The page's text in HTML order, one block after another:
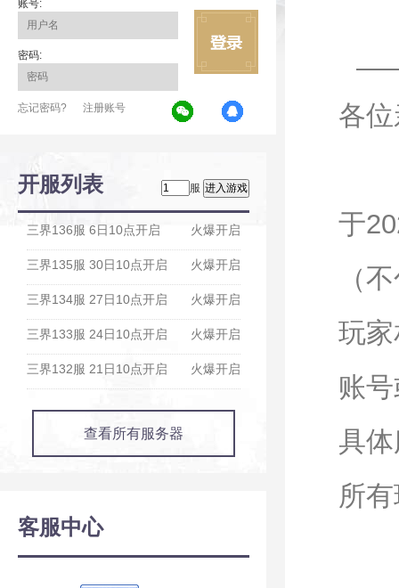
账号:
密码:
忘记密码? 注册账号
开服列表 服
火爆开启
三界136服 6日10点开启
火爆开启
三界135服 30日10点开启
火爆开启
三界134服 27日10点开启
火爆开启
三界133服 24日10点开启
火爆开启
三界132服 21日10点开启
查看所有服务器
客服中心
各
于
（
玩
账
具
所